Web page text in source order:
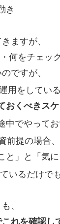
き
ますが、
何をチェッ
ですが、
用をしてい
おくべきス
中でやって
前提の場合、
と」と「気
いるだけで
、
れを確認し